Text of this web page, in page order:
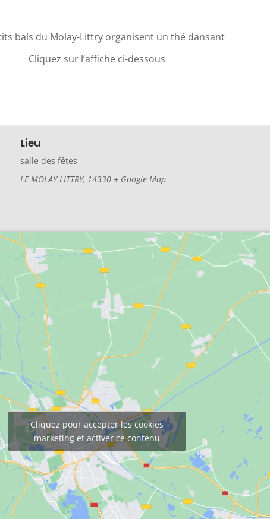
bals du Molay-Littry organisent un thé dansant
Cliquez sur l’affiche ci-dessous
Lieu
salle des fêtes
LE MOLAY LITTRY, 14330 + Google Map
Cliquez pour accepter les cookies
marketing et activer ce contenu